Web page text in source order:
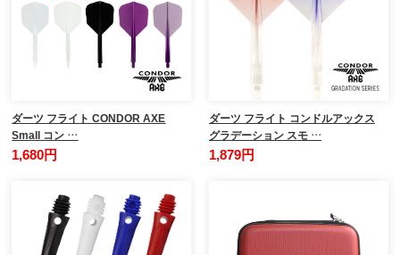
ダーツ フライト CONDOR AXE
Small コン …
1,680円
ダーツ フライト コンドルアックス
グラデーション スモ …
1,879円